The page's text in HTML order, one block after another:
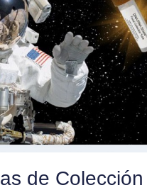
de